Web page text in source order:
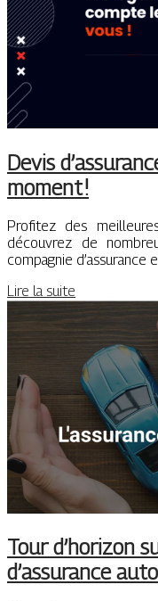
Devis
moment !
Profitez des
découvrez de
compagnie d’assurance
Lire la suite
Tour d’horizon
d’assurance auto